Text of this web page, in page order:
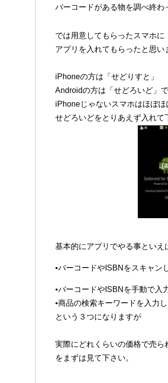
バーコードがある物を調べ終わ
では用意してもらったスマホに
アプリを入れてもらったと思い
iPhoneの方は「せどりすと」
Androidの方は「せどろいど」で
iPhoneじゃないスマホはほぼほ
せどろいどをとりあえず入れて
基本的にアプリでやる事といえ
•バーコードやISBNをスキャン
•バーコードやISBNを手動で入
•商品の検索キーワードを入力
という３つになりますが
実際にどれくらいの価格で売ら
をまずは見て下さい。